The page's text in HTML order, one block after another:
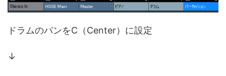
ドラムのパンをC（Center）に設定
↓